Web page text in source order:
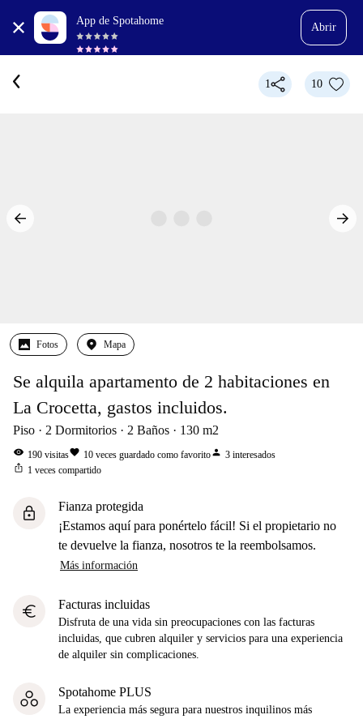
App de Spotahome
Abrir
1 10
Fotos Mapa
Se alquila apartamento de 2 habitaciones en
La Crocetta, gastos incluidos.
Piso 2 Dormitorios 2 Baños 130 m2
visibility 190 visitasfavorite 10 veces guardado como favoritoperson 3 interesados
ios_share 1 veces compartido
lock
Fianza protegida
¡Estamos aquí para ponértelo fácil! Si el propietario no
te devuelve la fianza, nosotros te la reembolsamos.
Más información
euro Facturas incluidas
Disfruta de una vida sin preocupaciones con las facturas
incluidas, que cubren alquiler y servicios para una experiencia
de alquiler sin complicaciones.
Spotahome PLUS
La experiencia más segura para nuestros inquilinos más